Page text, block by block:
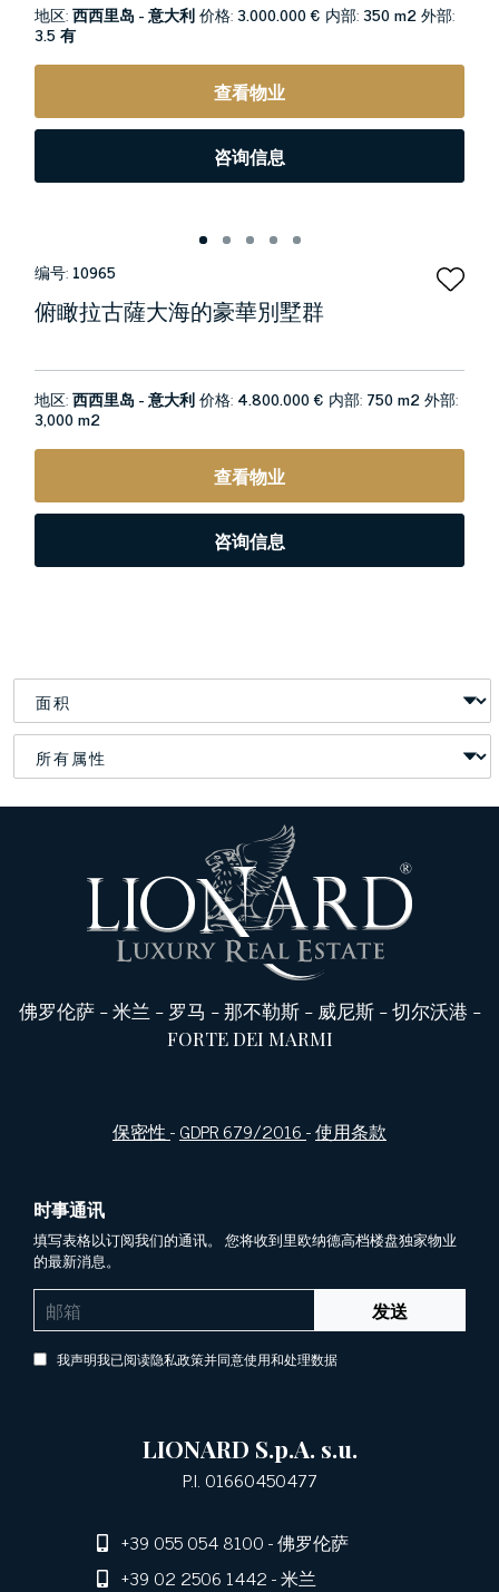
地区:西西里岛 - 意大利价格:3.000.000 € 内部:350 m2外部:
3.5 有
查看物业
咨询信息
编号: 10965
俯瞰拉古薩大海的豪華別墅群
地区:西西里岛 - 意大利价格: 4.800.000 € 内部: 750 m2外部:
3,000 m2
查看物业
咨询信息
佛罗伦萨-米兰 - 罗马 -那不勒斯- 威尼斯-切尔沃港 -
FORTE DEI MARMI
保密性-GDPR 679/2016-使用条款
时事通讯
填写表格以订阅我们的通讯。 您将收到里欧纳德高档楼盘独家物业
的最新消息。
发送
我声明我已阅读隐私政策并同意使用和处理数据
LIONARD S.p.A. s.u.
P.I. 01660450477
+39 055 054 8100- 佛罗伦萨
+39 02 2506 1442- 米兰